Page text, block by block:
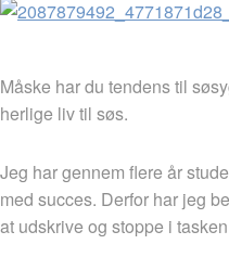
Måske har du tendens til
herlige liv til søs.
Jeg har gennem flere år
med succes. Derfor har jeg
at udskrive og stoppe i